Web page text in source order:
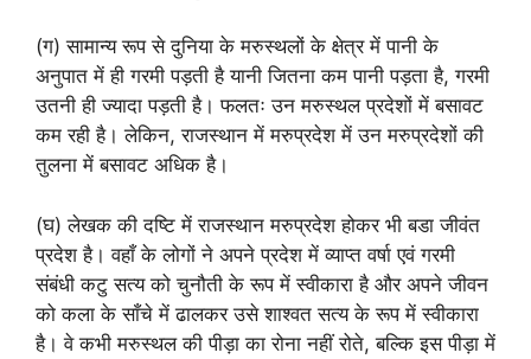
(ग) सामान्य रूप से दुनिया के मरुस्थलों के क्षेत्र में पानी के
अनुपात में ही गरमी पड़ती है यानी जितना कम पानी पड़ता है, गरमी
उतनी ही ज्यादा पड़ती है। फलतः उन मरुस्थल प्रदेशों में बसावट
कम रही है। लेकिन, राजस्थान में मरुप्रदेश में उन मरुप्रदेशों की
तुलना में बसावट अधिक है।
(घ) लेखक की दष्टि में राजस्थान मरुप्रदेश होकर भी बडा जीवंत
प्रदेश है। वहाँ के लोगों ने अपने प्रदेश में व्याप्त वर्षा एवं गरमी
संबंधी कटु सत्य को चुनौती के रूप में स्वीकारा है और अपने जीवन
को कला के साँचे में ढालकर उसे शाश्वत सत्य के रूप में स्वीकारा
है। वे कभी मरुस्थल की पीड़ा का रोना नहीं रोते, बल्कि इस पीड़ा में